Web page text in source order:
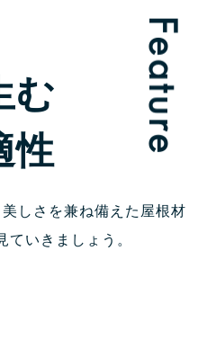
む
性
しさを兼ね備えた屋根材
ていきましょう。